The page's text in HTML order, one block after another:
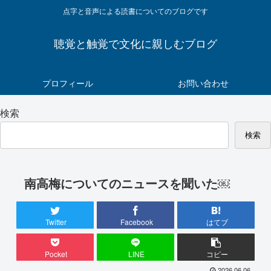
点字と音声による読書についてのブログです
聴覚と触覚で文化に親しむブログ
プロフィール お問い合わせ
検索
検索
南高梅についてのニュースを聞いた￼
Twitter Facebook はてブ
Pocket LINE コピー